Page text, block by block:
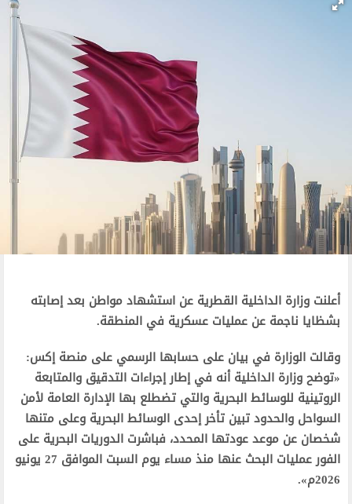
أعلنت وزارة الداخلية القطرية عن استشهاد مواطن بعد إصابته
بشظايا ناجمة عن عمليات عسكرية في المنطقة.
وقالت الوزارة في بيان على حسابها الرسمي على منصة إكس:
«توضح وزارة الداخلية أنه في إطار إجراءات التدقيق والمتابعة
الروتينية للوسائط البحرية والتي تضطلع بها الإدارة العامة لأمن
السواحل والحدود تبين تأخر إحدى الوسائط البحرية وعلى متنها
شخصان عن موعد عودتها المحدد، فباشرت الدوريات البحرية على
الفور عمليات البحث عنها منذ مساء يوم السبت الموافق 27 يونيو
2026م».